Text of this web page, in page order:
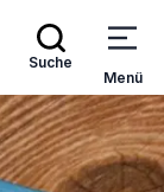
Suche
Menü